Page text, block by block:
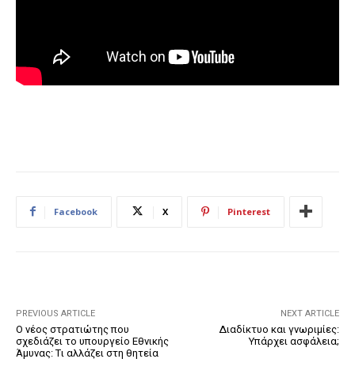
Facebook X Pinterest
PREVIOUS ARTICLE
Ο νέος στρατιώτης που
σχεδιάζει το υπουργείο Εθνικής
Άμυνας: Tι αλλάζει στη θητεία
NEXT ARTICLE
Διαδίκτυο και γνωριμίες:
Υπάρχει ασφάλεια;